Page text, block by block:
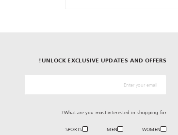
UNLOCK EXCLUSIVE UPDATES AND OFFERS!
What are you most interested in shopping for?
WOMEN
MEN
SPORTS